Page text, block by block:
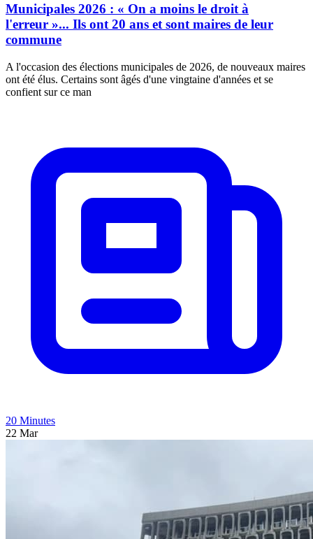
Municipales 2026 : « On a moins le droit à
l'erreur »... Ils ont 20 ans et sont maires de leur
commune
A l'occasion des élections municipales de 2026, de nouveaux maires
ont été élus. Certains sont âgés d'une vingtaine d'années et se
confient sur ce man
20 Minutes
22 Mar